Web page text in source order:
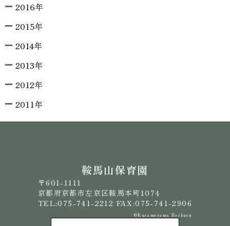
2016年
2015年
2014年
2013年
2012年
2011年
鞍馬山保育園
〒601-1111
京都府京都市左京区鞍馬本町1074
TEL:075-741-2212 FAX:075-741-2906
©️Kuramayama Hoikuen